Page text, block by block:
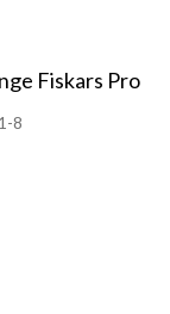
Fiskars Pro
8